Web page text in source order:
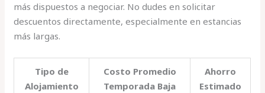
más dispuestos a negociar. No dudes en solicitar
descuentos directamente, especialmente en estancias
más largas.
Tipo de
Alojamiento
Costo Promedio
Temporada Baja
Ahorro
Estimado